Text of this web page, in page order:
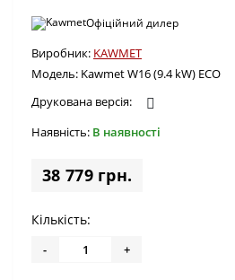
Виробник: KAWMET
Модель: Kawmet W16 (9.4 kW) ECO
Друкована версія:
Наявність: В наявності
38 779 грн.
Офіційний дилер
Кількість:
- +